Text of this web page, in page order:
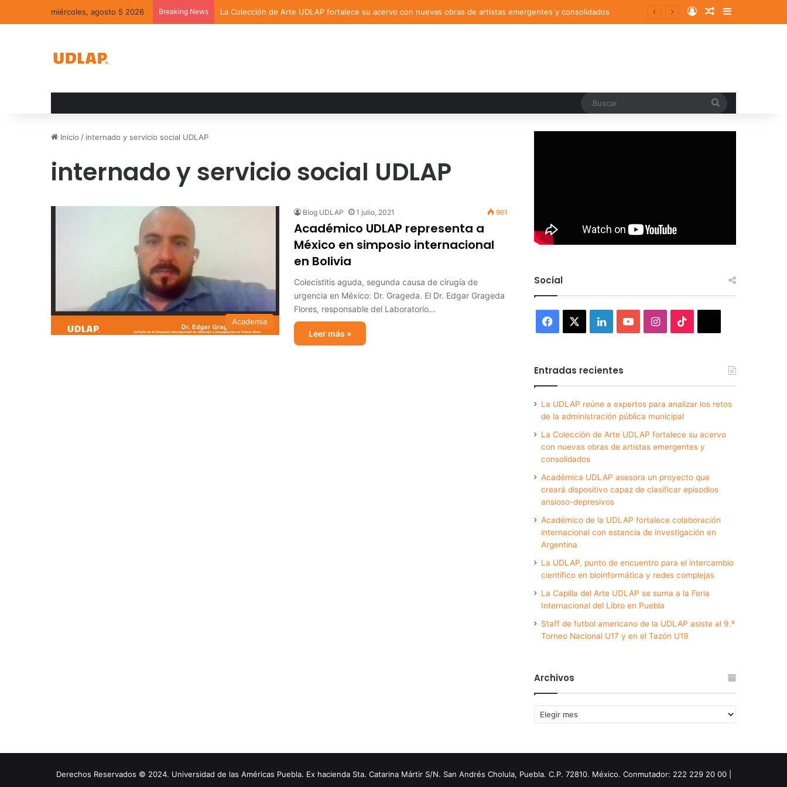
miércoles, agosto 5 2026 Breaking News La Colección de Arte UDLAP fortalece su acervo con nuevas obras de artistas emergentes y consolidados Log InRandom Article
Sidebar
Inicio / internado y servicio social UDLAP
internado y servicio social UDLAP
Academia
Blog UDLAP 1 julio, 2021 961
Académico UDLAP representa a
México en simposio internacional
en Bolivia
Colecistitis aguda, segunda causa de cirugía de
urgencia en México: Dr. Grageda. El Dr. Edgar Grageda
Flores, responsable del Laboratorio…
Leer más »
Social
Facebook LinkedInYouTubeInstagram
Entradas recientes
La UDLAP reúne a expertos para analizar los retos
de la administración pública municipal
La Colección de Arte UDLAP fortalece su acervo
con nuevas obras de artistas emergentes y
consolidados
Académica UDLAP asesora un proyecto que
creará dispositivo capaz de clasificar episodios
ansioso-depresivos
Académico de la UDLAP fortalece colaboración
internacional con estancia de investigación en
Argentina
La UDLAP, punto de encuentro para el intercambio
científico en bioinformática y redes complejas
La Capilla del Arte UDLAP se suma a la Feria
Internacional del Libro en Puebla
Staff de futbol americano de la UDLAP asiste al 9.º
Torneo Nacional U17 y en el Tazón U19
Archivos
Archivos
Derechos Reservados © 2024. Universidad de las Américas Puebla. Ex hacienda Sta. Catarina Mártir S/N. San Andrés Cholula, Puebla. C.P. 72810. México. Conmutador: 222 229 20 00 |